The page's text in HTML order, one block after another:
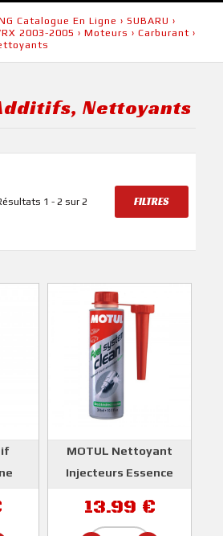
Catalogue En Ligne › SUBARU ›
2003-2005 › Moteurs › Carburant ›
Nettoyants
1 - 2 sur 2 FILTRES
MOTUL Nettoyant
Injecteurs Essence
MOTUL
13.99 €